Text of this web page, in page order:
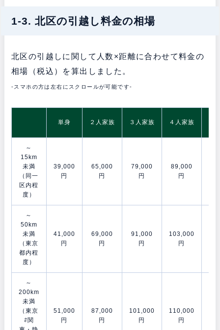
1-3. 北区の引越し料金の相場
北区の引越しに関して人数×距離に合わせて料金の
相場（税込）を算出しました。
-スマホの方は左右にスクロールが可能です-
単身 ２人家族 ３人家族 ４人家族
～
15km
未満
（同一
区内程
度）
39,000
円
65,000
円
79,000
円
89,000
円
～
50km
未満
（東京
都内程
度）
41,000
円
69,000
円
91,000
円
103,000
円
～
200km
未満
（東京
⇄関
51,000
円
87,000
円
101,000
円
110,000
円